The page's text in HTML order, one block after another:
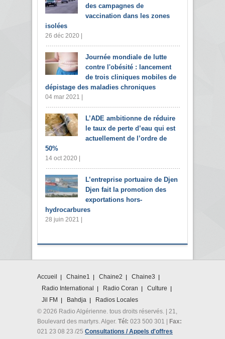
des campagnes de
vaccination dans les zones
isolées
26 déc 2020 |
Journée mondiale de lutte
contre l'obésité : lancement
de trois cliniques mobiles de
dépistage des maladies chroniques
04 mar 2021 |
L’ADE ambitionne de réduire
le taux de perte d’eau qui est
actuellement de l’ordre de
50%
14 oct 2020 |
L’entreprise portuaire de Djen
Djen fait la promotion des
exportations hors-
hydrocarbures
28 juin 2021 |
Accueil Chaine1 Chaine2
Chaine3
Radio International
Radio Coran
Culture
Jil FM
Bahdja
Radios Locales
© 2026 Radio Algérienne. tous droits réservés. | 21,
Boulevard des martyrs. Alger. Tél: 023 500 301 | Fax:
021 23 08 23 /25 Consultations / Appels d'offres